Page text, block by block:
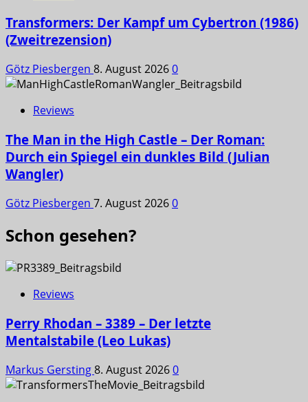
Transformers: Der Kampf um Cybertron (1986)
(Zweitrezension)
Götz Piesbergen 8. August 20260
Reviews
The Man in the High Castle – Der Roman:
Durch ein Spiegel ein dunkles Bild (Julian
Wangler)
Götz Piesbergen 7. August 20260
Schon gesehen?
Reviews
Perry Rhodan – 3389 – Der letzte
Mentalstabile (Leo Lukas)
Markus Gersting8. August 20260